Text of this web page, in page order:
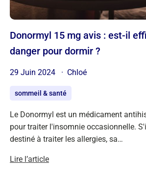
Donormyl 15 mg avis : est-il efficace et sans
danger pour dormir ?
29 Juin 2024 Chloé
sommeil & santé
Le Donormyl est un médicament
pour traiter l'insomnie occasionnelle.
destiné à traiter les allergies, sa…
Lire l’article